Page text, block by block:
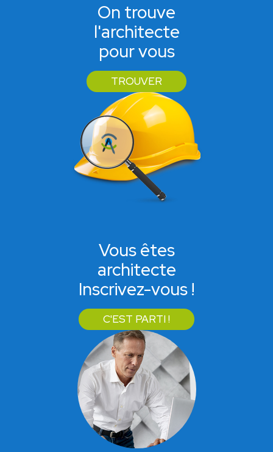
On trouve
l'architecte
pour vous
TROUVER
Vous êtes
architecte
Inscrivez-vous !
C'EST PARTI !